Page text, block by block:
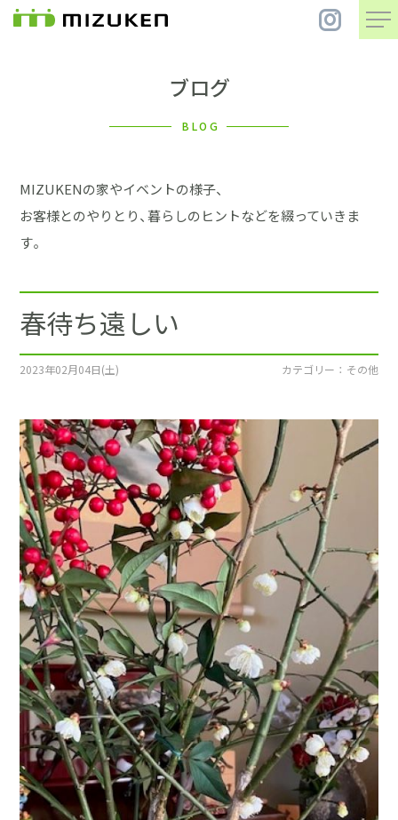
住 宅
まちづくり
会社案内
施工事例
土地をお探しの方
イベント
ショールーム
ブログ
ブログ
BLOG
MIZUKENの家やイベントの様子、
お客様とのやりとり、暮らしのヒントなどを綴っていきま
す。
春待ち遠しい
2023年02月04日(土) カテゴリー ： その他